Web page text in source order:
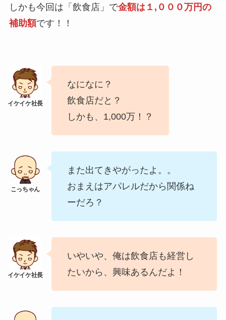
しかも今回は「飲食店」で金額は１,０００万円の
補助額です！！
なになに？
飲食店だと？
しかも、1,000万！？
また出てきやがったよ。。
おまえはアパレルだから関係ね
ーだろ？
いやいや、俺は飲食店も経営し
たいから、興味あるんだよ！